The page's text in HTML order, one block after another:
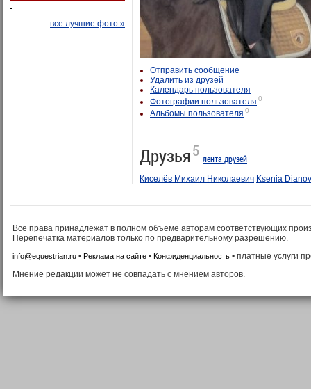
все лучшие фото »
Отправить сообщение
Удалить из друзей
Календарь пользователя
Фотографии пользователя 0
Альбомы пользователя 0
Друзья5 лента друзей
Киселёв Михаил Николаевич Ksenia
Все права принадлежат в полном объеме авторам соответствующих
Перепечатка материалов только по предварительному разрешению.
info@equestrian.ru • Реклама на сайте • Конфиденциальность • платные услуги
Мнение редакции может не совпадать с мнением авторов.